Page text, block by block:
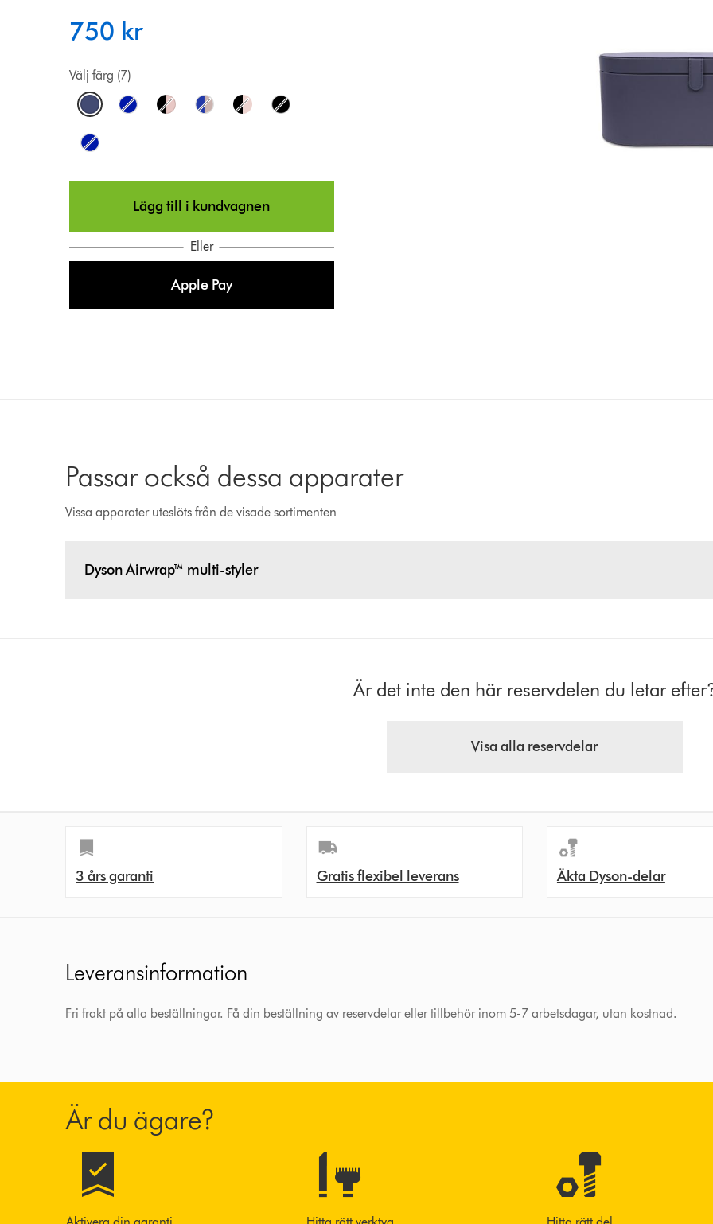
750 kr
Välj färg (7)
Lägg till i kundvagnen
Eller
Apple Pay
Passar också dessa apparater
Vissa apparater uteslöts från de visade sortimenten
Dyson Airwrap™ multi-styler
Är det inte den här reservdelen du letar
Visa alla reservdelar
3 års garanti Gratis flexibel leverans Äkta Dyson-delar
Leveransinformation
Fri frakt på alla beställningar. Få din beställning av reservdelar eller tillbehör inom 5-7 arbetsdagar, utan kostnad.
Är du ägare?